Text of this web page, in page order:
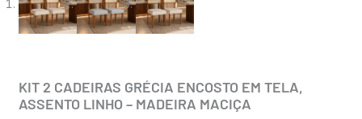
KIT 2 CADEIRAS GRÉCIA ENCOSTO EM TELA,
ASSENTO LINHO – MADEIRA MACIÇA